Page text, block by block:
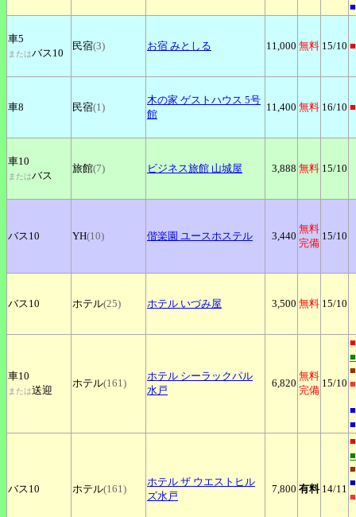
■
車5
またはバス10
民宿(3) お宿 みとしる 11,000 無料 15/10 ■
車8 民宿(1)
木の家 ゲストハウス 5号
館
11,400 無料 16/10 ■
車10
またはバス
旅館(7) ビジネス旅館 山城屋 3,888 無料 15/10
バス10 YH(10) 偕楽園 ユースホステル 3,440
無料
完備
15/10
バス10 ホテル(25) ホテル いづみ屋 3,500 無料 15/10
車10
または送迎
ホテル(161)
ホテル シーラックパル
水戸
6,820
無料
完備
15/10
■
■
■
■
■
バス10 ホテル(161)
ホテル ザ ウエストヒル
ズ水戸
7,800 有料 14/11
■
■
■
■